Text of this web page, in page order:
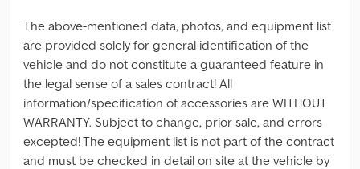
The above-mentioned data, photos, and equipment list
are provided solely for general identification of the
vehicle and do not constitute a guaranteed feature in
the legal sense of a sales contract! All
information/specification of accessories are WITHOUT
WARRANTY. Subject to change, prior sale, and errors
excepted! The equipment list is not part of the contract
and must be checked in detail on site at the vehicle by